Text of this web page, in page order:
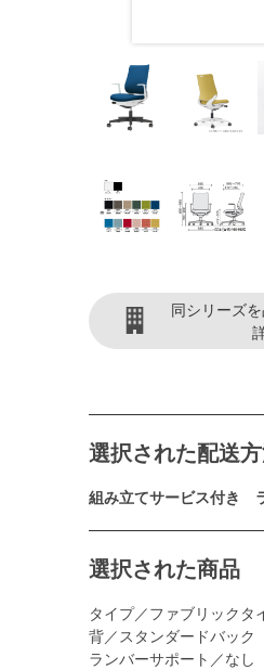
同シリーズ
選択された配送
組み立てサービス付き
選択された商品
タイプ／ファブリックタ
背／スタンダードバック
ランバーサポート／なし